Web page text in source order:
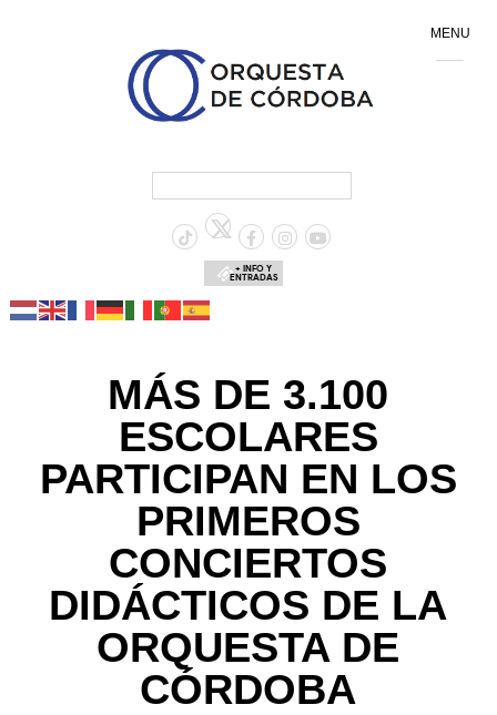
+ INFO Y
ENTRADAS
MÁS DE 3.100
ESCOLARES
PARTICIPAN EN LOS
PRIMEROS
CONCIERTOS
DIDÁCTICOS DE LA
ORQUESTA DE
CÓRDOBA
MENU